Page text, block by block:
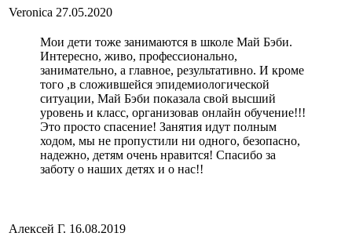
Veronica 27.05.2020
Мои дети тоже занимаются в школе Май Бэби.
Интересно, живо, профессионально,
занимательно, а главное, результативно. И кроме
того ,в сложившейся эпидемиологической
ситуации, Май Бэби показала свой высший
уровень и класс, организовав онлайн обучение!!!
Это просто спасение! Занятия идут полным
ходом, мы не пропустили ни одного, безопасно,
надежно, детям очень нравится! Спасибо за
заботу о наших детях и о нас!!
Алексей Г. 16.08.2019